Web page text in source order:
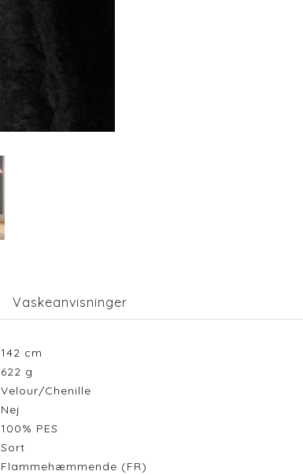
Vaskeanvisninger
142 cm
622 g
Velour/Chenille
Nej
100% PES
Sort
Flammehæmmende (FR)